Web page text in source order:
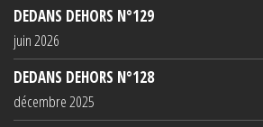
DEDANS DEHORS N°129
juin 2026
DEDANS DEHORS N°128
décembre 2025